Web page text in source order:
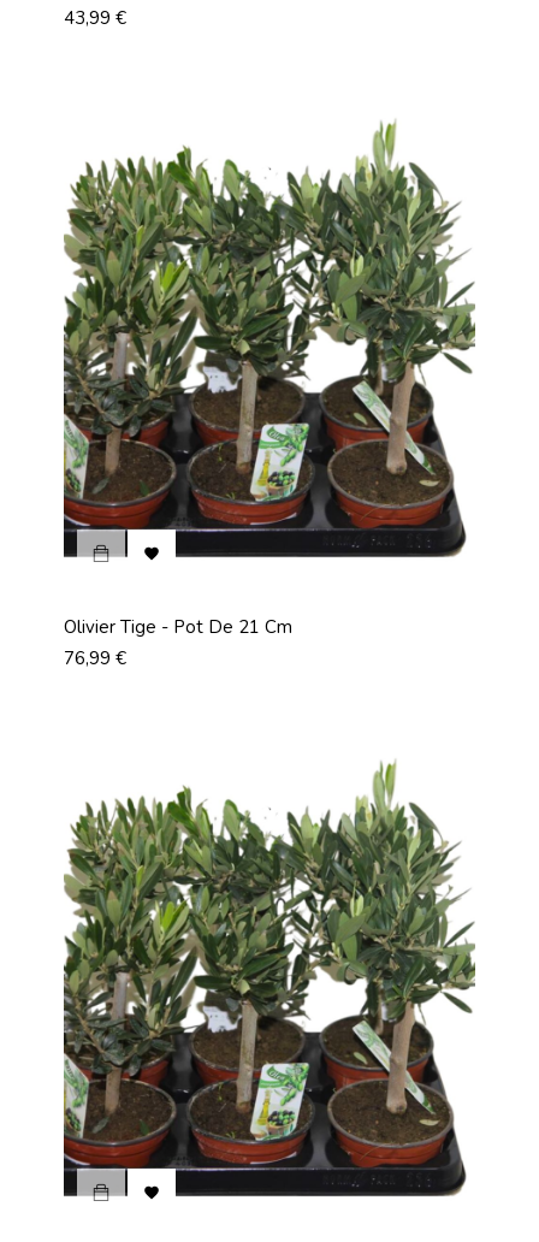
Prix
43,99 €

Olivier Tige - Pot De 21 Cm
Prix
76,99 €
